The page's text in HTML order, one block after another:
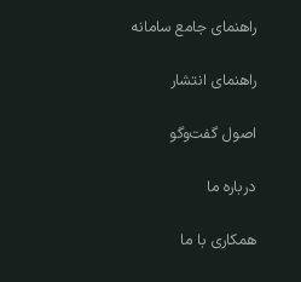
راهنمای جامع سامانه
راهنمای انتشار
اصول گفت‌وگو
درباره ما
همکاری با ما